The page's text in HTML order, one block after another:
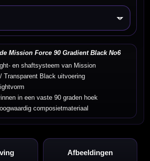
optie
Mission Force 90 Gradient Black No6
en shaftsysteem van Mission
Transparent Black uitvoering
in een vaste 90 graden hoek
composietmateriaal
Afbeeldingen